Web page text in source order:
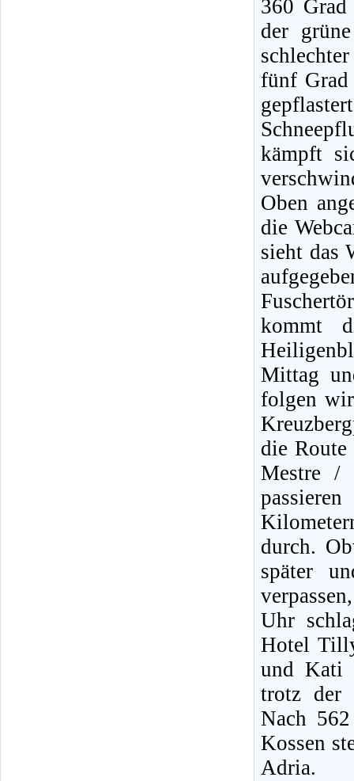
360
der
fünf Grad
kämpft
Oben
die
sieht das
kommt
Mittag
folgen
die
Mestre /
durch.
später
Uhr
Hotel
und Kati
trotz der
Nach
Kossen
Adria.